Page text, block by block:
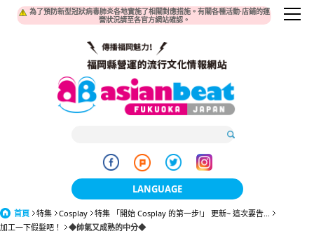
為了預防新型冠狀病毒肺炎各地實施了相關對應措施。有關各種活動·店鋪的運
營狀況請至各官方網站確認。
LANGUAGE
日本語
首頁 特集 Cosplay
特集 「開始 Cosplay 的第一步!」 更新~ 這次要告...
加工一下假髮吧！
◆帥氣又成熟的中分◆